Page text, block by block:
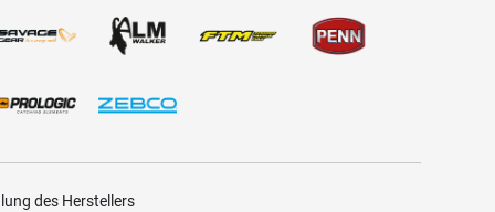
des Herstellers